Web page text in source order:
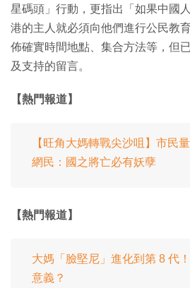
星碼頭」行動，更指出「如果中國
港的主人就必須向他們進行公民教
佈確實時間地點、集合方法等，但
及支持的留言。
【熱門報道】
【旺角大媽轉戰尖沙咀】市民
網民：國之將亡必有妖孽
【熱門報道】
大媽「臉堅尼」進化到第 8 代
意義？